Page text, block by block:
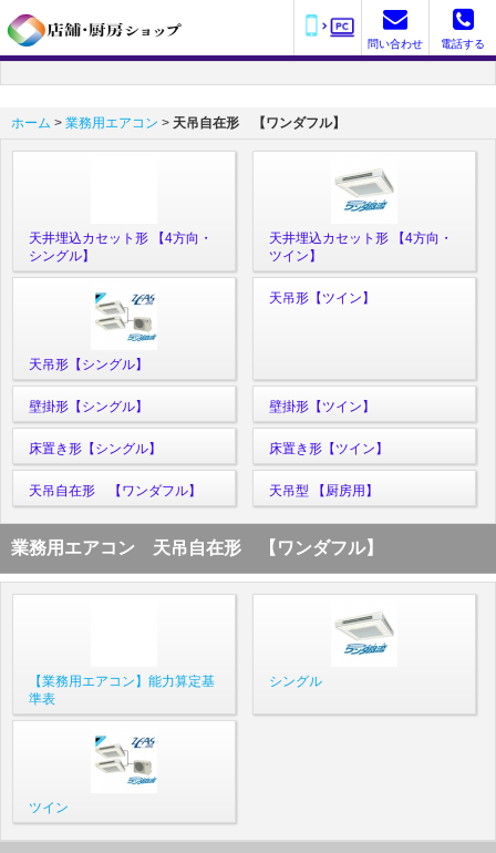
電話する
問い合わせ
ホーム > 業務用エアコン > 天吊自在形 【ワンダフル】
天井埋込カセット形 【4方向・
シングル】
天井埋込カセット形 【4方向・
ツイン】
天吊形【シングル】
天吊形【ツイン】
壁掛形【シングル】 壁掛形【ツイン】
床置き形【シングル】 床置き形【ツイン】
天吊自在形 【ワンダフル】 天吊型 【厨房用】
業務用エアコン 天吊自在形 【ワンダフル】
【業務用エアコン】能力算定基
準表
シングル
ツイン